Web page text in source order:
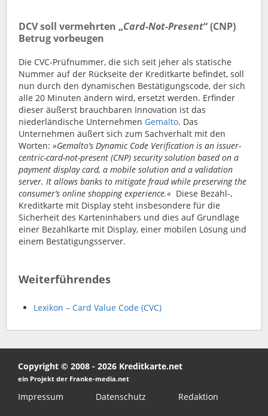
DCV soll vermehrten „Card-Not-Present“ (CNP)
Betrug vorbeugen
Die CVC-Prüfnummer, die sich seit jeher als statische
Nummer auf der Rückseite der Kreditkarte befindet, soll
nun durch den dynamischen Bestätigungscode, der sich
alle 20 Minuten ändern wird, ersetzt werden. Erfinder
dieser äußerst brauchbaren Innovation ist das
niederländische Unternehmen Gemalto. Das
Unternehmen äußert sich zum Sachverhalt mit den
Worten: »Gemalto’s Dynamic Code Verification is an issuer-
centric-card-not-present (CNP) security solution based on a
payment display card, a mobile solution and a validation
server. It allows banks to mitigate fraud while preserving the
consumer’s online shopping experience.« Diese Bezahl-,
Kreditkarte mit Display steht insbesondere für die
Sicherheit des Karteninhabers und dies auf Grundlage
einer Bezahlkarte mit Display, einer mobilen Lösung und
einem Bestätigungsserver.
Weiterführendes
Lexikon – Card Value Code (CVC)
Copyright © 2008 - 2026 Kreditkarte.net
ein Projekt der Franke-media.net
Impressum Datenschutz Redaktion